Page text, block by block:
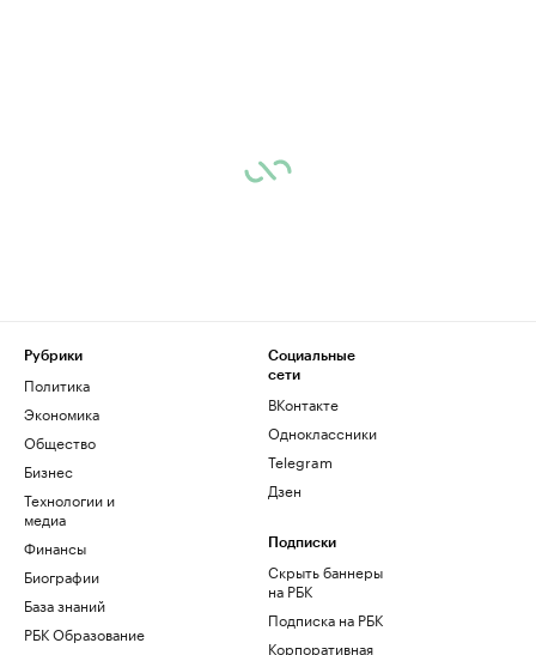
Рубрики
Политика
Экономика
Общество
Бизнес
Технологии и
медиа
Финансы
Биографии
База знаний
РБК Образование
Социальные
сети
ВКонтакте
Одноклассники
Telegram
Дзен
Подписки
Скрыть баннеры
на РБК
Подписка на РБК
Корпоративная